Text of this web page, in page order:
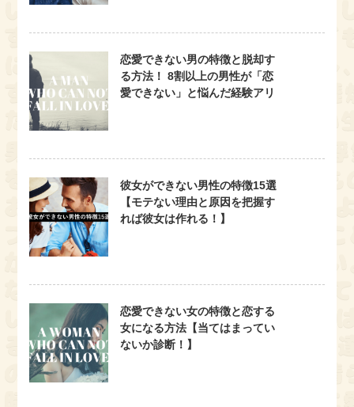
恋愛できない男の特徴と脱却す
る方法！ 8割以上の男性が「恋
愛できない」と悩んだ経験アリ
彼女ができない男性の特徴15選
【モテない理由と原因を把握す
れば彼女は作れる！】
恋愛できない女の特徴と恋する
女になる方法【当てはまってい
ないか診断！】